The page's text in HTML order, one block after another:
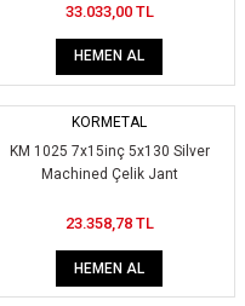
33.033,00 TL
HEMEN AL
KORMETAL
KM 1025 7x15inç 5x130 Silver
Machined Çelik Jant
23.358,78 TL
HEMEN AL